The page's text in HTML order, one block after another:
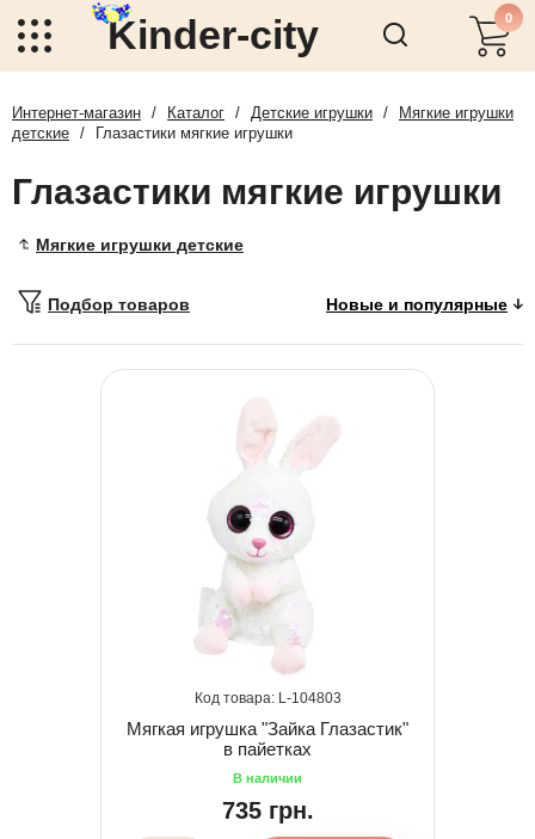
Kinder-city 0
Интернет-магазин / Каталог / Детские игрушки /
Мягкие игрушки
детские / Глазастики мягкие игрушки
Глазастики мягкие игрушки
Мягкие игрушки детские
Подбор товаров
104803
Мягкая игрушка "Зайка Глазастик"
в пайетках
735 грн.